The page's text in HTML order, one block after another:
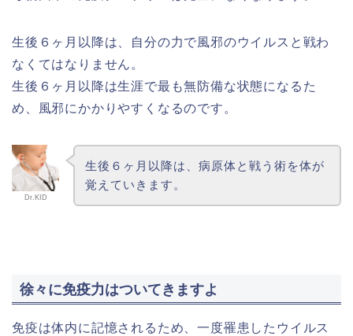
生後６ヶ月以降は、自分の力で風邪のウイルスと戦わ
なくてはなりません。
生後６ヶ月以降は生涯で最も無防備な状態になるた
め、風邪にかかりやすくなるのです。
Dr.KID
生後６ヶ月以降は、病原体と戦う術を体が
覚えていきます。
徐々に免疫力はついてきますよ
免疫は体内に記憶されるため、一度罹患したウイルス